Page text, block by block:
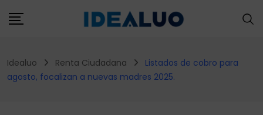
to
Idealuo Renta Ciudadana
Listados de cobro para
agosto, focalizan a nuevas madres 2025.